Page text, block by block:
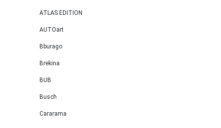
ATLAS EDITION
AUTOart
Bburago
Brekina
BUB
Busch
Cararama